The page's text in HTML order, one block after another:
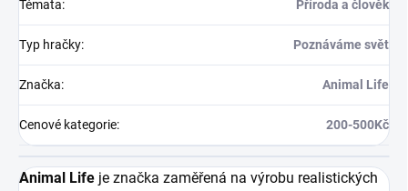
Témata: Příroda a člověk
Typ hračky: Poznáváme svět
Značka: Animal Life
Cenové kategorie: 200-500Kč
Animal Life je značka zaměřená na výrobu realistických